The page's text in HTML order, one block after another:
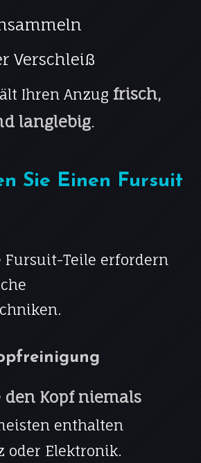
Verschleiß
Ihren Anzug frisch,
langlebig.
Sie Einen Fursuit
Fursuit-Teile erfordern
den Kopf niemals
enthalten
oder Elektronik.